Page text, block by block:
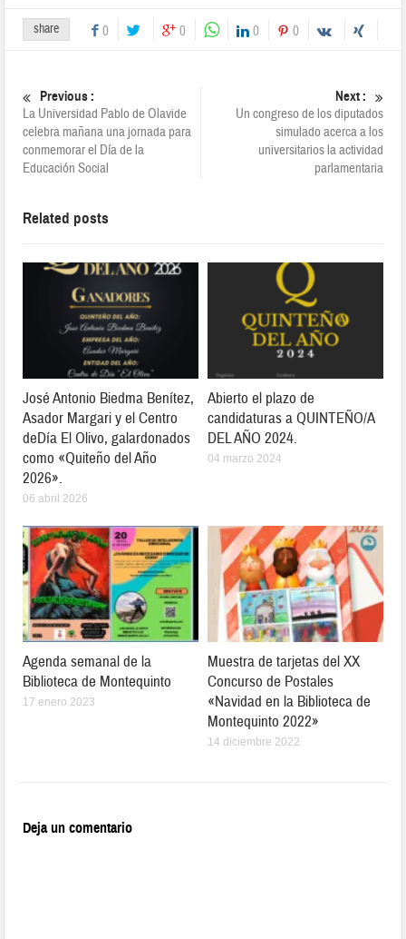
share 0 0 0 0
Previous :
La Universidad Pablo de Olavide
celebra mañana una jornada para
conmemorar el Día de la
Educación Social
Next :
Un congreso de los diputados
simulado acerca a los
universitarios la actividad
parlamentaria
Related posts
José Antonio Biedma Benítez,
Asador Margari y el Centro
deDía El Olivo, galardonados
como «Quiteño del Año
2026».
06 abril 2026
Abierto el plazo de
candidaturas a QUINTEÑO/A
DEL AÑO 2024.
04 marzo 2024
Agenda semanal de la
Biblioteca de Montequinto
17 enero 2023
Muestra de tarjetas del XX
Concurso de Postales
«Navidad en la Biblioteca de
Montequinto 2022»
14 diciembre 2022
Deja un comentario